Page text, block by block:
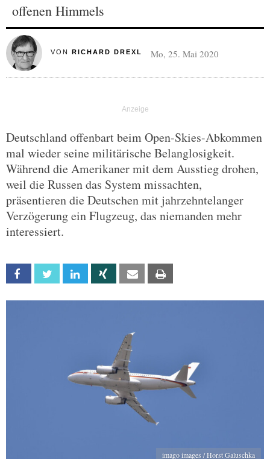
offenen Himmels
VON RICHARD DREXL Mo, 25. Mai 2020
Deutschland offenbart beim Open-Skies-Abkommen
mal wieder seine militärische Belanglosigkeit.
Während die Amerikaner mit dem Ausstieg drohen,
weil die Russen das System missachten,
präsentieren die Deutschen mit jahrzehntelanger
Verzögerung ein Flugzeug, das niemanden mehr
interessiert.
Facebook Twitter Linkedin Xing Email
imago images / Horst Galuschka